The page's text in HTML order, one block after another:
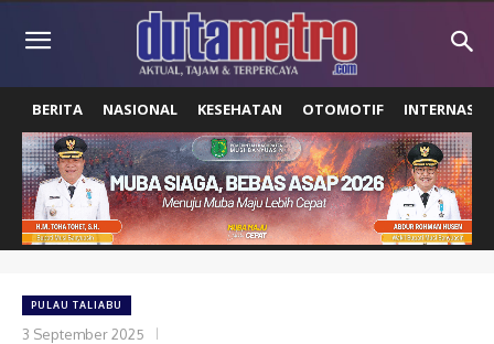
BERITA NASIONAL KESEHATAN OTOMOTIF
PULAU TALIABU
3 September 2025